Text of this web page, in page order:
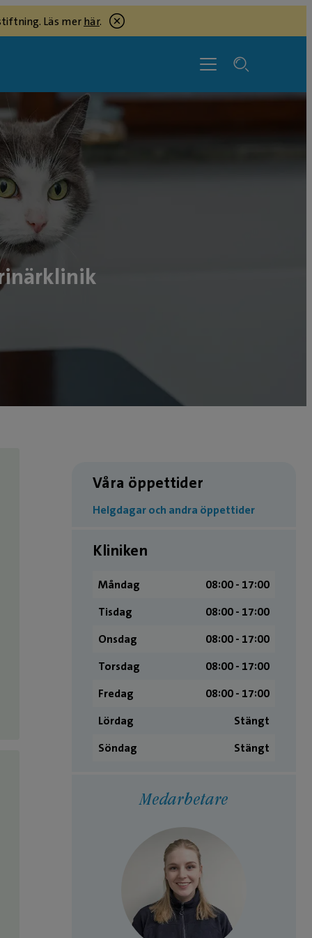
Läs merhär.
Våra öppettider
Helgdagar och andra öppettider
Kliniken
Måndag
08:00 ­- 17:00
Tisdag
08:00 ­- 17:00
Onsdag
08:00 ­- 17:00
Torsdag
08:00 ­- 17:00
Fredag
08:00 ­- 17:00
Lördag
Stängt
Söndag
Stängt
Medarbetare